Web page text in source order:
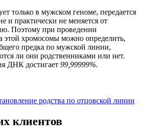
только в мужском геноме, передается
и практически не меняется от
Поэтому при проведении
этой хромосомы можно определить,
предка по мужской линии,
ли они родственниками или нет.
ДНК достигает 99,99999%.
родства по отцовской линии
клиентов